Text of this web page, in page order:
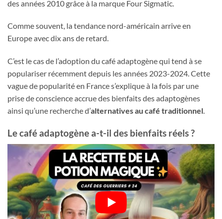
des années 2010 grâce à la marque Four Sigmatic.
Comme souvent, la tendance nord-américain arrive en
Europe avec dix ans de retard.
C’est le cas de l’adoption du café adaptogène qui tend à se
populariser récemment depuis les années 2023-2024. Cette
vague de popularité en France s’explique à la fois par une
prise de conscience accrue des bienfaits des adaptogènes
ainsi qu’une recherche d’alternatives au café traditionnel.
Le café adaptogène a-t-il des bienfaits réels ?